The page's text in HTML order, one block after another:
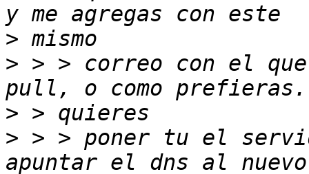
>
> > > correo con el
>
> > > poner tu el